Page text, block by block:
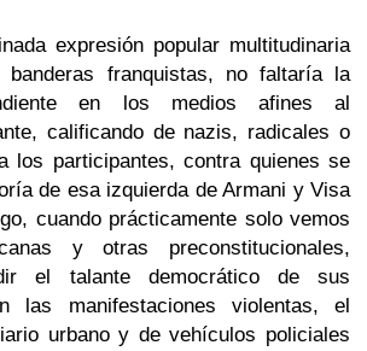
expresión popular multitudinaria
banderas franquistas, no faltaría la
en los medios afines al
calificando de nazis, radicales o
los participantes, contra quienes se
de esa izquierda de Armani y Visa
cuando prácticamente solo vemos
y otras preconstitucionales,
el talante democrático de sus
las manifestaciones violentas, el
urbano y de vehículos policiales